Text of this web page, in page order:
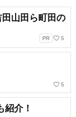
山田ら町田の
PR favorite_border 5
favorite_border 5
紹介！